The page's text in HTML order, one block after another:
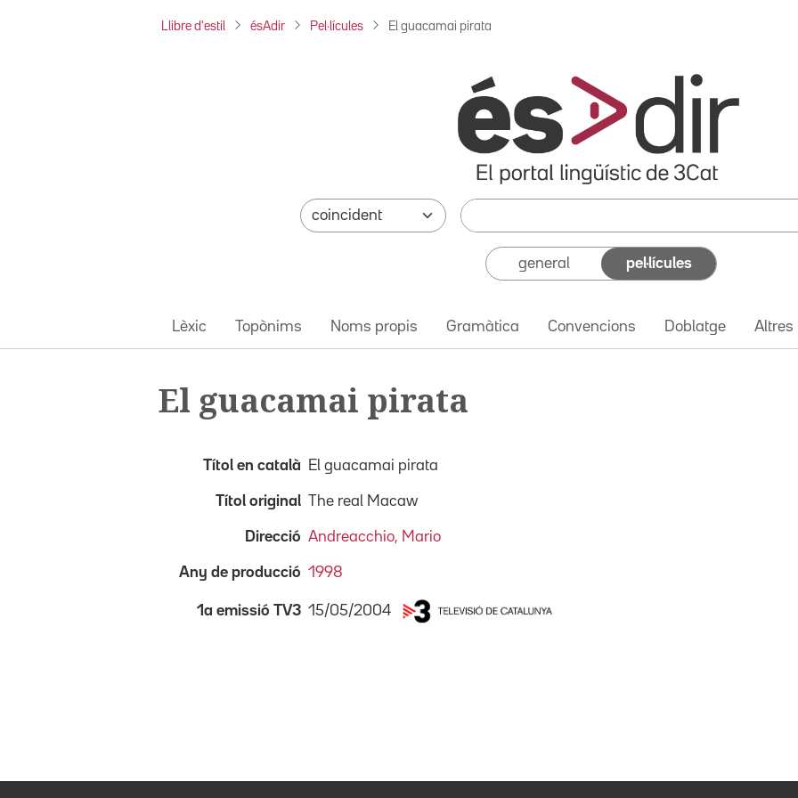
Llibre d'estil ésAdir Pel·lícules El guacamai pirata
general pel·lícules
Lèxic Topònims Noms propis Gramàtica Convencions Doblatge Altres
El guacamai pirata
Títol en català El guacamai pirata
Títol original The real Macaw
Direcció Andreacchio, Mario
Any de producció 1998
1a emissió TV3 15/05/2004